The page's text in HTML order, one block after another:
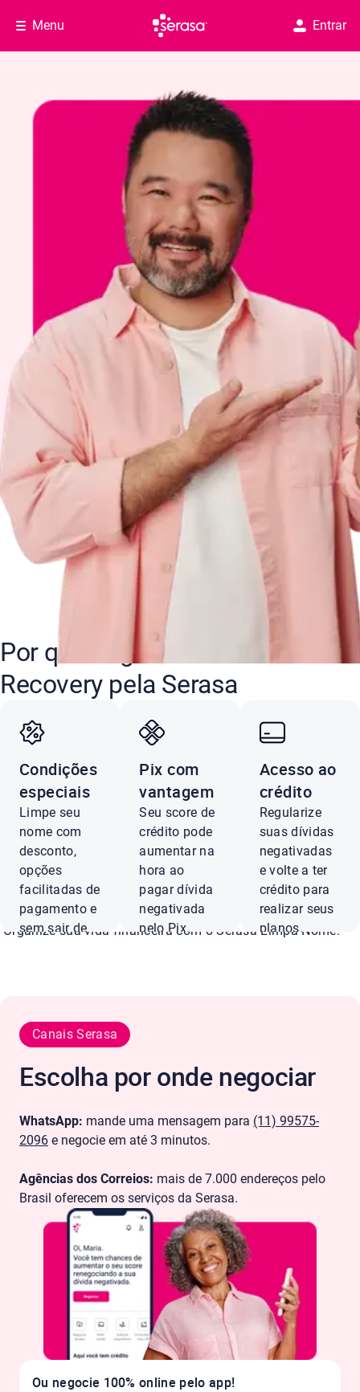
Menu Entrar
Negocie dívidas
Recovery com
de desconto
Organize sua vida financeira com o Serasa Limpa Nome.
Conferir ofertas
Por que negociar suas dívidas
Recovery pela Serasa
Condições
especiais
Limpe seu
nome com
desconto,
opções
facilitadas de
pagamento e
sem sair de
Pix com
vantagem
Seu score de
crédito pode
aumentar na
hora ao
pagar dívida
negativada
pelo Pix.
Acesso ao
crédito
Regularize
suas dívidas
negativadas
e volte a ter
crédito para
realizar seus
planos.
Canais Serasa
Escolha por onde negociar
WhatsApp: mande uma mensagem para (11) 99575-
2096 e negocie em até 3 minutos.
Agências dos Correios: mais de 7.000 endereços pelo
Brasil oferecem os serviços da Serasa.
Ou negocie 100% online pelo app!